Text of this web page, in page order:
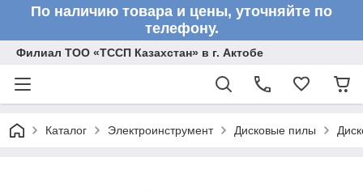
По наличию товара и цены, уточняйте по
телефону.
Филиал ТОО «ТССП Казахстан» в г. Актобе
Каталог Электроинструмент Дисковые пилы